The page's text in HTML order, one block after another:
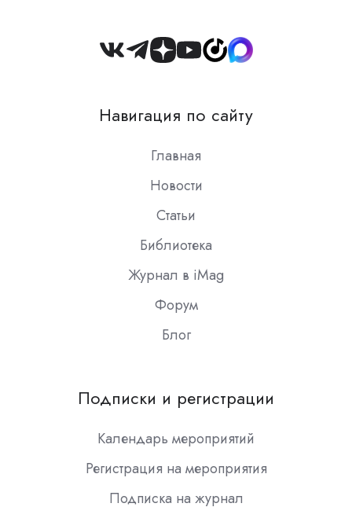
Join
Slack
Навигация по сайту
Главная
Новости
Статьи
Библиотека
Журнал в iMag
Форум
Блог
Подписки и регистрации
Календарь мероприятий
Регистрация на мероприятия
Подписка на журнал